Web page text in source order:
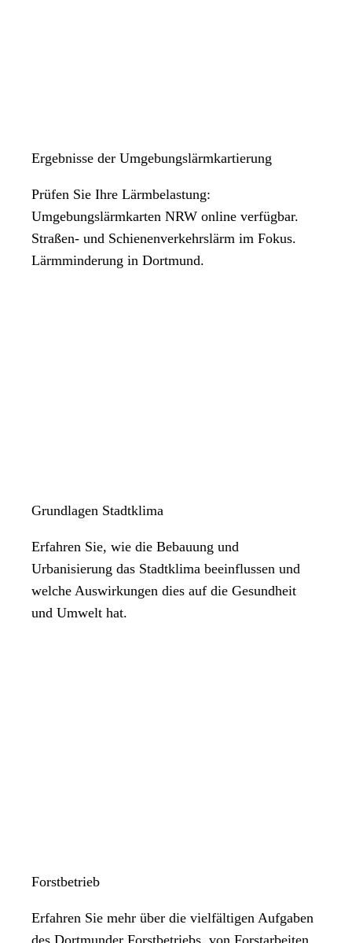
Ergebnisse der Umgebungslärmkartierung
Prüfen Sie Ihre Lärmbelastung:
Umgebungslärmkarten NRW online verfügbar.
Straßen- und Schienenverkehrslärm im Fokus.
Lärmminderung in Dortmund.
Grundlagen Stadtklima
Erfahren Sie, wie die Bebauung und
Urbanisierung das Stadtklima beeinflussen und
welche Auswirkungen dies auf die Gesundheit
und Umwelt hat.
Forstbetrieb
Erfahren Sie mehr über die vielfältigen Aufgaben
des Dortmunder Forstbetriebs, von Forstarbeiten